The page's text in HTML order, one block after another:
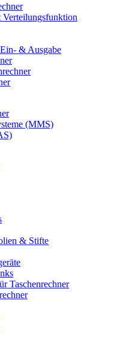
Verteilungsfunktion
& Ausgabe
(MMS)
& Stifte
Taschenrechner